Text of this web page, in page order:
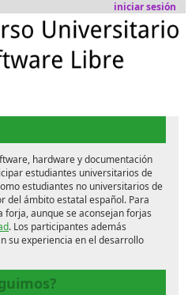
iniciar sesión
hardware y documentación
estudiantes universitarios de
estudiantes no universitarios de
del ámbito estatal español. Para
aunque se aconsejan forjas
. Los participantes además
su experiencia en el desarrollo